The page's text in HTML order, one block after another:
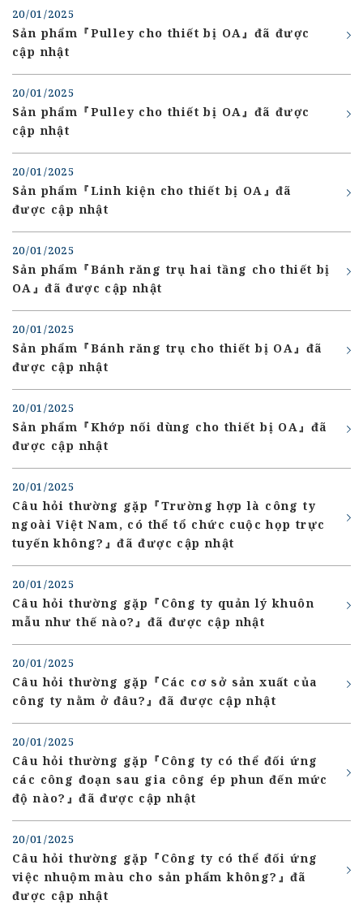
20/01/2025
Sản phẩm『Pulley cho thiết bị OA』đã được
cập nhật
20/01/2025
Sản phẩm『Pulley cho thiết bị OA』đã được
cập nhật
20/01/2025
Sản phẩm『Linh kiện cho thiết bị OA』đã
được cập nhật
20/01/2025
Sản phẩm『Bánh răng trụ hai tầng cho thiết bị
OA』đã được cập nhật
20/01/2025
Sản phẩm『Bánh răng trụ cho thiết bị OA』đã
được cập nhật
20/01/2025
Sản phẩm『Khớp nối dùng cho thiết bị OA』đã
được cập nhật
20/01/2025
Câu hỏi thường gặp『Trường hợp là công ty
ngoài Việt Nam, có thể tổ chức cuộc họp trực
tuyến không?』đã được cập nhật
20/01/2025
Câu hỏi thường gặp『Công ty quản lý khuôn
mẫu như thế nào?』đã được cập nhật
20/01/2025
Câu hỏi thường gặp『Các cơ sở sản xuất của
công ty nằm ở đâu?』đã được cập nhật
20/01/2025
Câu hỏi thường gặp『Công ty có thể đối ứng
các công đoạn sau gia công ép phun đến mức
độ nào?』đã được cập nhật
20/01/2025
Câu hỏi thường gặp『Công ty có thể đối ứng
việc nhuộm màu cho sản phẩm không?』đã
được cập nhật